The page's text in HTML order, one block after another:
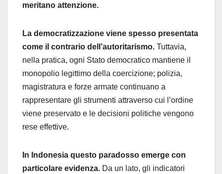
meritano attenzione.
La democratizzazione viene spesso presentata
come il contrario dell’autoritarismo. Tuttavia,
nella pratica, ogni Stato democratico mantiene il
monopolio legittimo della coercizione; polizia,
magistratura e forze armate continuano a
rappresentare gli strumenti attraverso cui l’ordine
viene preservato e le decisioni politiche vengono
rese effettive.
In Indonesia questo paradosso emerge con
particolare evidenza. Da un lato, gli indicatori